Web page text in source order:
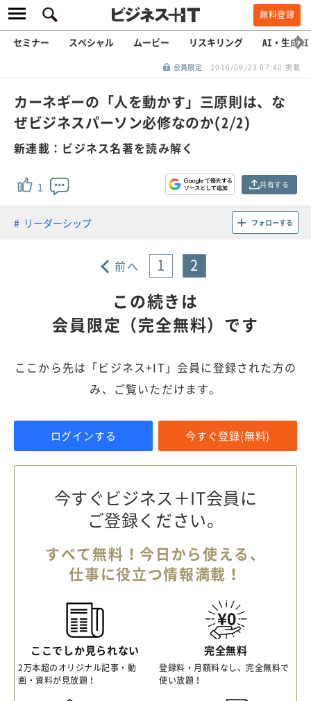
無料登録
セミナー スペシャル ムービー リスキリング AI・生成AI
会員限定 2016/09/23 07:40 掲載
カーネギーの「人を動かす」三原則は、な
ぜビジネスパーソン必修なのか(2/2)
新連載：ビジネス名著を読み解く
1 共有する
リーダーシップ フォローする
前へ 1 2
この続きは
会員限定（完全無料）です
ここから先は「ビジネス+IT」会員に登録された方の
み、ご覧いただけます。
ログインする 今すぐ登録(無料)
今すぐビジネス＋IT会員に
ご登録ください。
すべて無料！今日から使える、
仕事に役立つ情報満載！
ここでしか見られない
2万本超のオリジナル記事・動
画・資料が見放題！
完全無料
登録料・月額料なし、完全無料で
使い放題！